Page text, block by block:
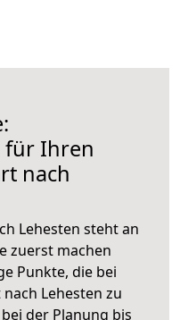
für Ihren
nach
Lehesten steht an
zuerst machen
Punkte, die bei
Lehesten zu
der Planung bis